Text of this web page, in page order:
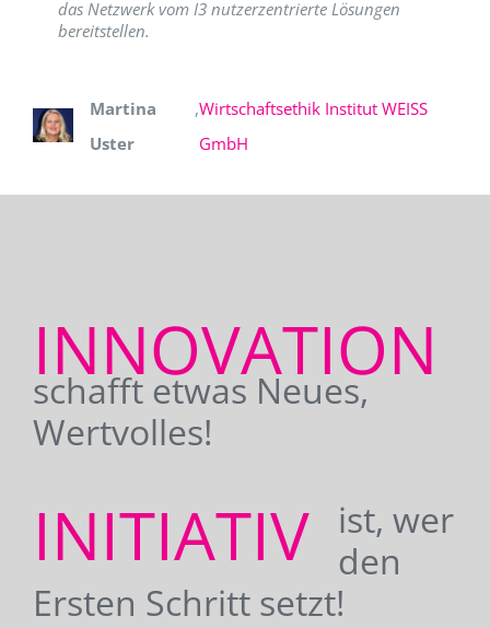
das Netzwerk vom I3 nutzerzentrierte Lösungen
bereitstellen.
Martina
Uster
,Wirtschaftsethik Institut WEISS
GmbH
INNOVATION
schafft etwas Neues,
Wertvolles!
INITIATIV
ist, wer
den
Ersten Schritt setzt!